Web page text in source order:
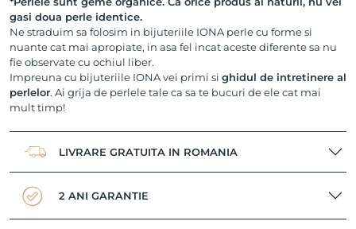
gasi doua perle identice.
Ne straduim sa folosim in bijuteriile IONA perle cu forme si
nuante cat mai apropiate, in asa fel incat aceste diferente sa nu
fie observate cu ochiul liber.
Impreuna cu bijuteriile IONA vei primi si ghidul de intretinere al
perlelor. Ai grija de perlele tale ca sa te bucuri de ele cat mai
mult timp!
LIVRARE GRATUITA IN ROMANIA
2 ANI GARANTIE